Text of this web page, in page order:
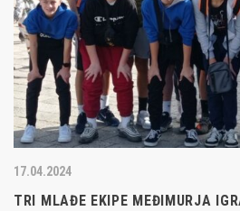
17.04.2024
TRI MLAĐE EKIPE MEĐIMURJA